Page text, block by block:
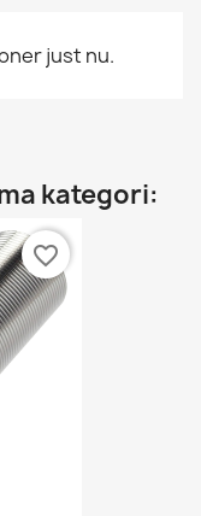
just nu.
kategori:
favorite_border